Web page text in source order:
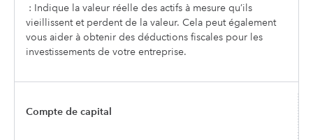
: Indique la valeur réelle des actifs à mesure qu’ils
vieillissent et perdent de la valeur. Cela peut également
vous aider à obtenir des déductions fiscales pour les
investissements de votre entreprise.
Compte de capital